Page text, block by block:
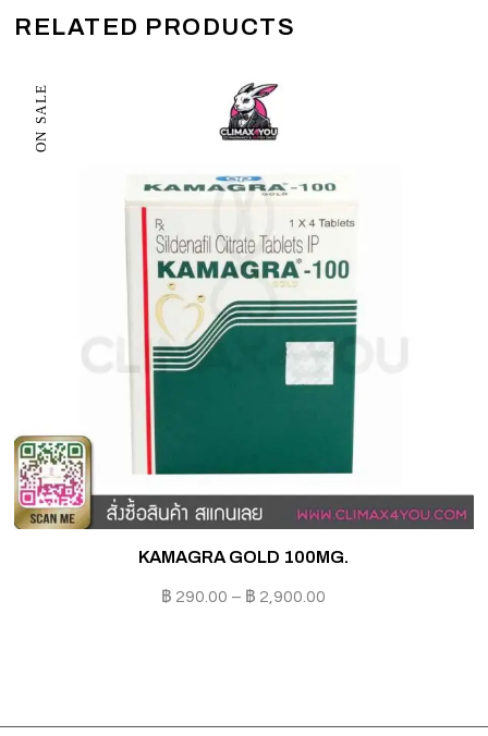
RELATED PRODUCTS
ON SALE
KAMAGRA GOLD 100MG.
฿ 290.00 – ฿ 2,900.00